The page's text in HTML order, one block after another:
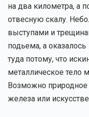
на два километра, а
отвесную скалу.
выступами и
подьема, а
туда потому, что
металлическое тело
Возможно
железа или